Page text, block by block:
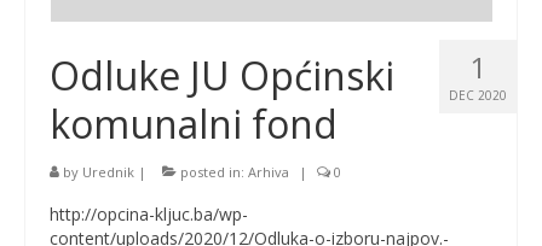
1
DEC 2020
Odluke JU Općinski
komunalni fond
by Urednik | posted in: Arhiva | 0
http://opcina-kljuc.ba/wp-
content/uploads/2020/12/Odluka-o-izboru-najpov.-